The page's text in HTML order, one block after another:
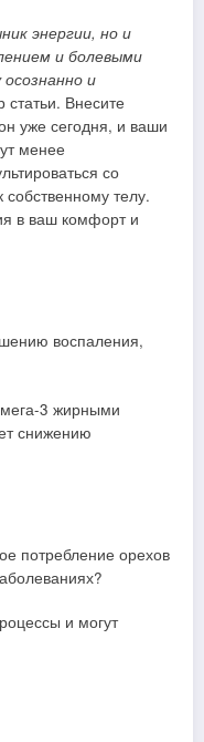
энергии, но и
и болевыми
и
Внесите
уже сегодня, и ваши
менее
со
телу.
в ваш комфорт и
воспаления,
3 жирными
снижению
потребление орехов
и могут